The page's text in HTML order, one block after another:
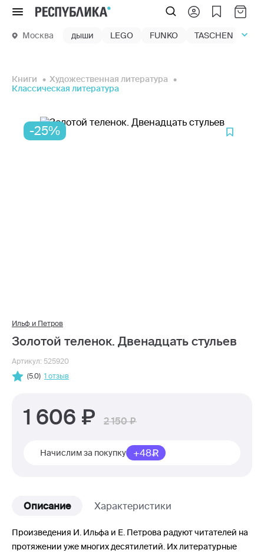
Меню
Москва дыши LEGO FUNKO TASCHEN
Книги
Художественная литература
Классическая литература
-25%
Ильф и Петров
Золотой теленок. Двенадцать стульев
Артикул: 525920
(5.0)
1 отзыв
1 606 2 150
Начислим за покупку +48
Описание Характеристики
Произведения И. Ильфа и Е. Петрова радуют читателей на
протяжении уже многих десятилетий. Их литературные